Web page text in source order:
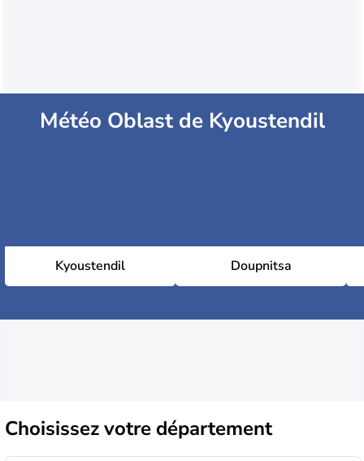
Météo Oblast de Kyoustendil
Kyoustendil Doupnitsa
Choisissezvotre département